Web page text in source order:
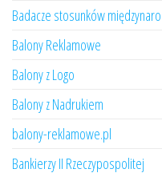
Badacze stosunków
Balony Reklamowe
Balony z Logo
Balony z Nadrukiem
balony-reklamowe.pl
Bankierzy II Rzeczypospolitej